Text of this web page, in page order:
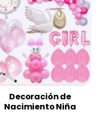
Decoración de
Nacimiento Niña